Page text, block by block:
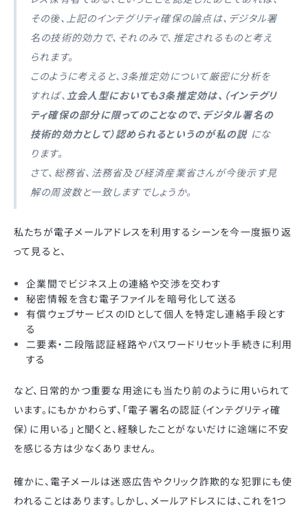
その後、上記のインテグリティ確保の論点は、デジタル署
名の技術的効力で、それのみで、推定されるものと考え
られます。
このように考えると、3条推定効について厳密に分析を
すれば、 立会人型においても3条推定効は、（インテグリ
ティ確保の部分に限ってのことなので、デジタル署名の
技術的効力として）認められるというのが私の説にな
ります。
さて、総務省、法務省及び経済産業省さんが今後示す見
解の周波数と一致しますでしょうか。
私たちが電子メールアドレスを利用するシーンを今一度振り返
って見ると、
企業間でビジネス上の連絡や交渉を交わす
秘密情報を含む電子ファイルを暗号化して送る
有償ウェブサービスのIDとして個人を特定し連絡手段とす
る
二要素・二段階認証経路やパスワードリセット手続きに利用
する
など、日常的かつ重要な用途にも当たり前のように用いられて
います。にもかかわらず、「電子署名の認証（インテグリティ確
保）に用いる」と聞くと、経験したことがないだけに途端に不安
を感じる方は少なくありません。
確かに、電子メールは迷惑広告やクリック詐欺的な犯罪にも使
われることはあります。しかし、メールアドレスには、これを1つ